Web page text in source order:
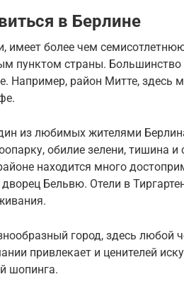
в Берлине
имеет более чем
пунктом страны. Большинство
Например, район Митте, здесь
из любимых жителями
обилие зелени, тишина
находится много
Бельвю. Отели в
город, здесь любой
привлекает и ценителей
шопинга.